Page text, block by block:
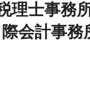
理士事務
際会計事務